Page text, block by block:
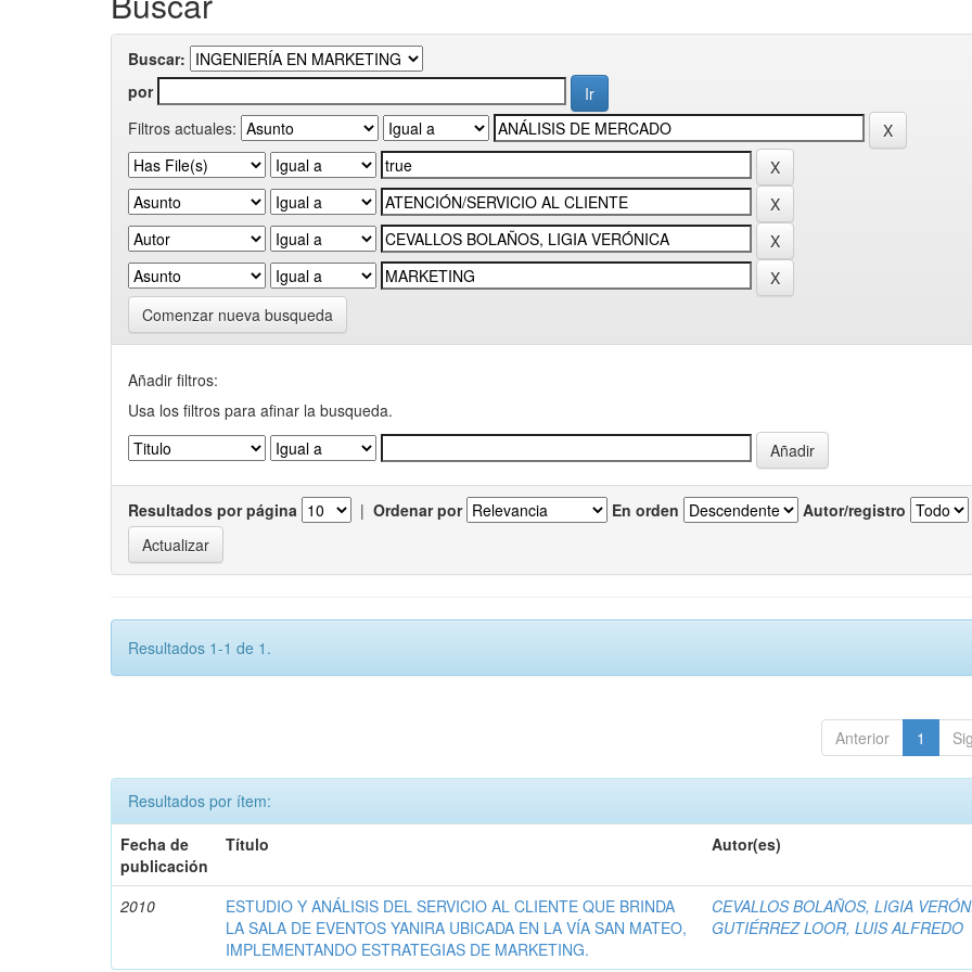
Buscar:
por
Filtros actuales:
Comenzar nueva busqueda
Añadir filtros:
Usa los filtros para afinar la busqueda.
Resultados por página | Ordenar por En orden Autor/registro
Resultados 1-1 de 1.
Anterior 1
Resultados por ítem:
Fecha de
publicación
Título Autor(es)
2010
ESTUDIO Y ANÁLISIS DEL SERVICIO AL CLIENTE QUE BRINDA
LA SALA DE EVENTOS YANIRA UBICADA EN LA VÍA SAN MATEO,
IMPLEMENTANDO ESTRATEGIAS DE MARKETING.
CEVALLOS BOLAÑOS, LIGIA
GUTIÉRREZ LOOR, LUIS ALFREDO